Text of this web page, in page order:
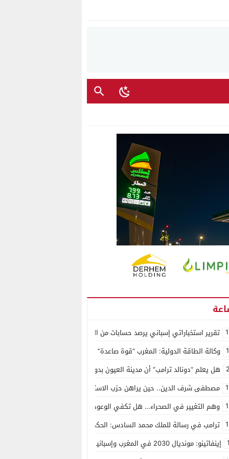
تقرير استخباراتي إسباني يرصد حسابات من الجزائر وأرقاما بـ”213+” ضمن حملة رقمية منظمة حرّضت على اقتحام سبتة
وكالة الطاقة الدولية: المغرب “قوة صاعدة” في سوق المعادن الاستراتيجية
هل يعلم “دونالد ترامب” أن مدينة العيون بدون ماء؟
مصطفى شرف الدين.. حين يراهن حزب الاستقلال على الكفاءة ويمنح الشباب
وهم التغيير في الصحراء… هل تكفي الوعود الفارغة لصناعة الواقع؟
ترامب في رسالة للملك محمد السادس: الحكم الذاتي هو الأساس الوحيد لحل
إينفاتينو: مونديال 2030 في المغرب وإسبانيا والبرتغال سيكون “الأجمل في التاريخ”